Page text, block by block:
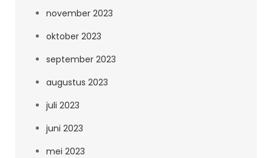
november 2023
oktober 2023
september 2023
augustus 2023
juli 2023
juni 2023
mei 2023